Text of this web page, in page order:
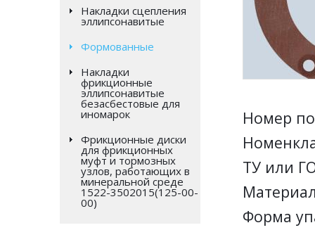
Накладки сцепления
эллипсонавитые
Формованные
Накладки
фрикционные
эллипсонавитые
безасбестовые для
иномарок
Фрикционные диски
для фрикционных
муфт и тормозных
узлов, работающих в
минеральной среде
1522-3502015(125-00-
00)
Номер по
ТУ или
Форма